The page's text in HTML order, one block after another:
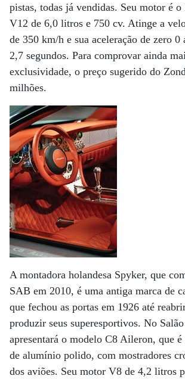
pistas, todas já vendidas. Seu motor é
V12 de 6,0 litros e 750 cv. Atinge a
de 350 km/h e sua aceleração de zero
2,7 segundos. Para comprovar ainda
exclusividade, o preço sugerido do
milhões.
A montadora holandesa Spyker, que
SAB em 2010, é uma antiga marca de
que fechou as portas em 1926 até
produzir seus superesportivos. No Salão
apresentará o modelo C8 Aileron, que
de alumínio polido, com mostradores
dos aviões. Seu motor V8 de 4,2 litros